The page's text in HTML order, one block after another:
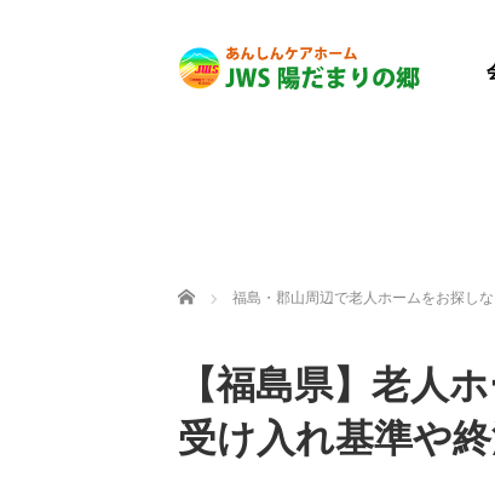
ホーム 福島・郡山周辺で老人ホームをお探しな
【福島県】老人
受け入れ基準や